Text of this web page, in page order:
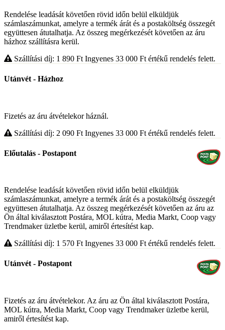
Rendelése leadását követően rövid időn belül elküldjük
számlaszámunkat, amelyre a termék árát és a postaköltség összegét
együttesen átutalhatja. Az összeg megérkezését követően az áru
házhoz szállításra kerül.
Szállítási díj: 1 890 Ft Ingyenes 33 000 Ft értékű rendelés felett.
Utánvét - Házhoz
Fizetés az áru átvételekor háznál.
Szállítási díj: 2 090 Ft Ingyenes 33 000 Ft értékű rendelés felett.
Előutalás - Postapont
Rendelése leadását követően rövid időn belül elküldjük
számlaszámunkat, amelyre a termék árát és a postaköltség összegét
együttesen átutalhatja. Az összeg megérkezését követően az áru az
Ön által kiválasztott Postára, MOL kútra, Media Markt, Coop vagy
Trendmaker üzletbe kerül, amiről értesítést kap.
Szállítási díj: 1 570 Ft Ingyenes 33 000 Ft értékű rendelés felett.
Utánvét - Postapont
Fizetés az áru átvételekor. Az áru az Ön által kiválasztott Postára,
MOL kútra, Media Markt, Coop vagy Trendmaker üzletbe kerül,
amiről értesítést kap.